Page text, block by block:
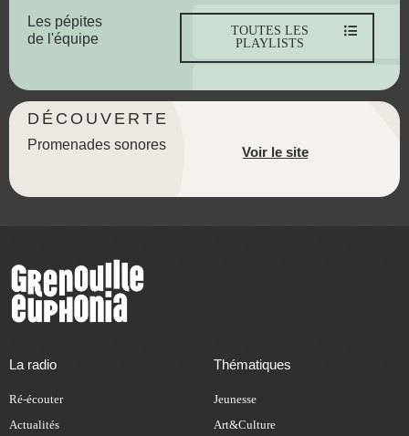
Les pépites
de l'équipe
TOUTES LES
PLAYLISTS
DÉCOUVERTE
Promenades sonores Voir le site
La radio
Ré-écouter
Actualités
Thématiques
Jeunesse
Art&Culture